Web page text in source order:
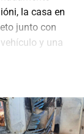
la casa en
junto con
y una
(17 años,
mayor, así